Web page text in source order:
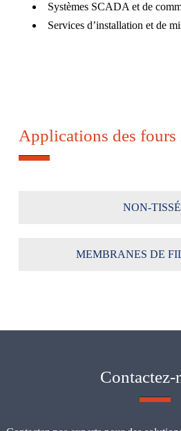
Systèmes SCADA et de
Services d’installation et de
Applications des
NON-
MEMBRANES DE
Contactez-